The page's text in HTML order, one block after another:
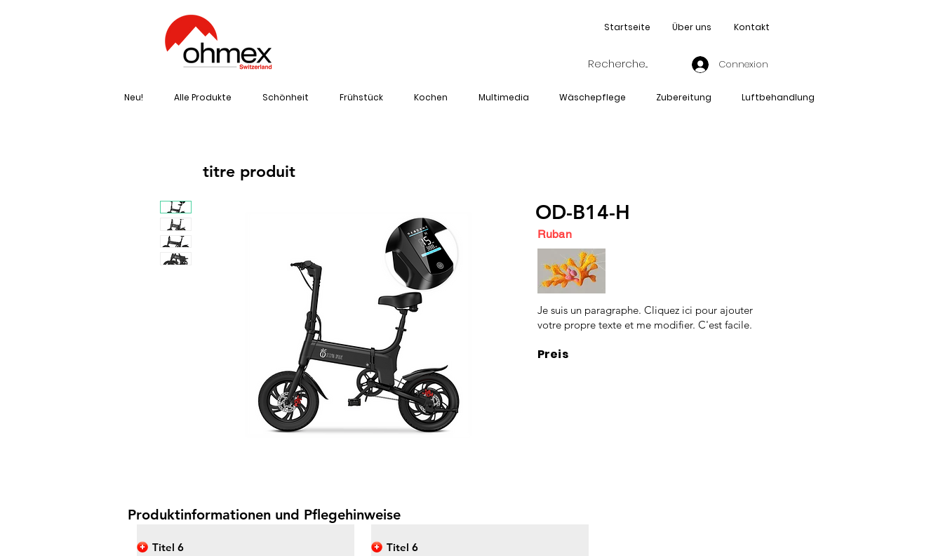
Startseite Über uns Kontakt
Connexion
Neu! Alle Produkte Schönheit Frühstück Kochen Multimedia Wäschepflege Zubereitung Luftbehandlung
titre produit
OD-B14-H
Je suis un paragraphe. Cliquez ici pour ajouter
votre propre texte et me modifier. C'est facile.
Preis
Ruban
Produktinformationen und Pflegehinweise
Titel 6 Titel 6